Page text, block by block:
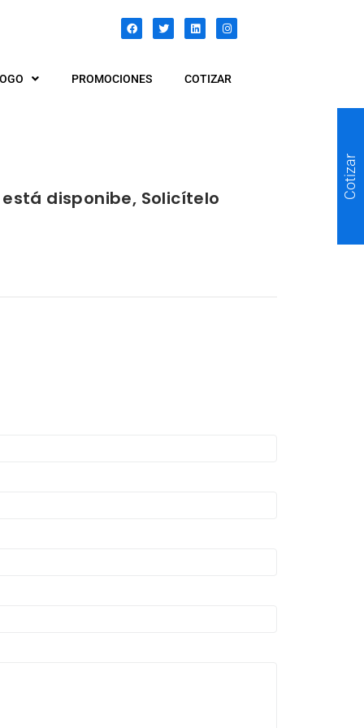
PROMOCIONES COTIZAR
disponibe, Solicítelo Cotizar